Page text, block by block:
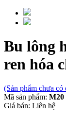
Bu lông
ren hóa
(Sản phẩm chưa có
Mã sản phẩm: M20
Giá bán: Liên hệ